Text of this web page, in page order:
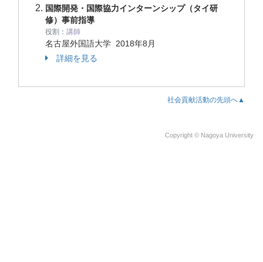
国際開発・国際協力インターンシップ（タイ研
修）事前指導
役割： 講師
名古屋外国語大学 2018年8月
詳細を見る
社会貢献活動の先頭へ▲
Copyright © Nagoya University